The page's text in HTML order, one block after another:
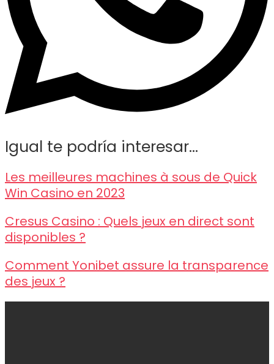
Igual te podría interesar...
Les meilleures machines à sous de Quick
Win Casino en 2023
Cresus Casino : Quels jeux en direct sont
disponibles ?
Comment Yonibet assure la transparence
des jeux ?